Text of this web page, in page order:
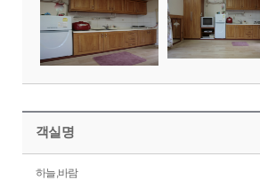
객실명
하늘,바람